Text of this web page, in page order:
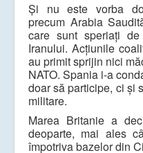
Și nu este vorba
precum Arabia
care sunt speriați
Iranului. Acțiunile
au primit sprijin nici
NATO. Spania i-a
doar să participe, ci și
militare.
Marea Britanie a
deoparte, mai ales
împotriva bazelor din